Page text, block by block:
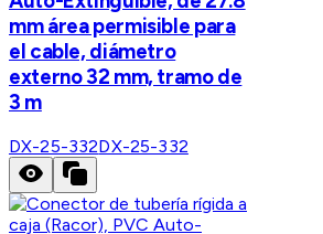
mm área permisible para
el cable, diámetro
externo 32 mm, tramo de
3 m
DX-25-332DX-25-332